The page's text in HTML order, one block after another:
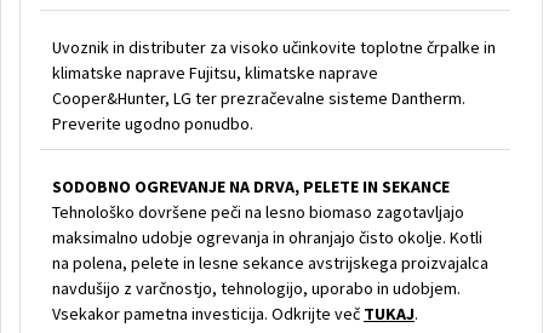
Uvoznik in distributer za visoko učinkovite toplotne črpalke in
klimatske naprave Fujitsu, klimatske naprave
Cooper&Hunter, LG ter prezračevalne sisteme Dantherm.
Preverite ugodno ponudbo.
SODOBNO OGREVANJE NA DRVA, PELETE IN SEKANCE
Tehnološko dovršene peči na lesno biomaso zagotavljajo
maksimalno udobje ogrevanja in ohranjajo čisto okolje. Kotli
na polena, pelete in lesne sekance avstrijskega proizvajalca
navdušijo z varčnostjo, tehnologijo, uporabo in udobjem.
Vsekakor pametna investicija. Odkrijte več TUKAJ.